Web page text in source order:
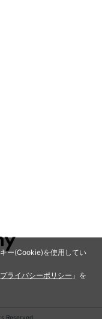
ー(Cookie)を使用してい
プライバシーポリシー 」を
Reserved.